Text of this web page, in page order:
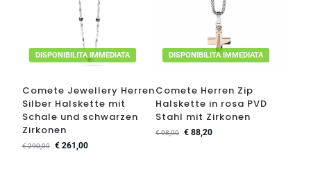
DISPONIBILITA IMMEDIATA
Comete Jewellery Herren
Silber Halskette mit
Schale und schwarzen
Zirkonen
€290,00 €261,00
DISPONIBILITA IMMEDIATA
Comete Herren Zip
Halskette in rosa PVD
Stahl mit Zirkonen
€98,00 € 88,20